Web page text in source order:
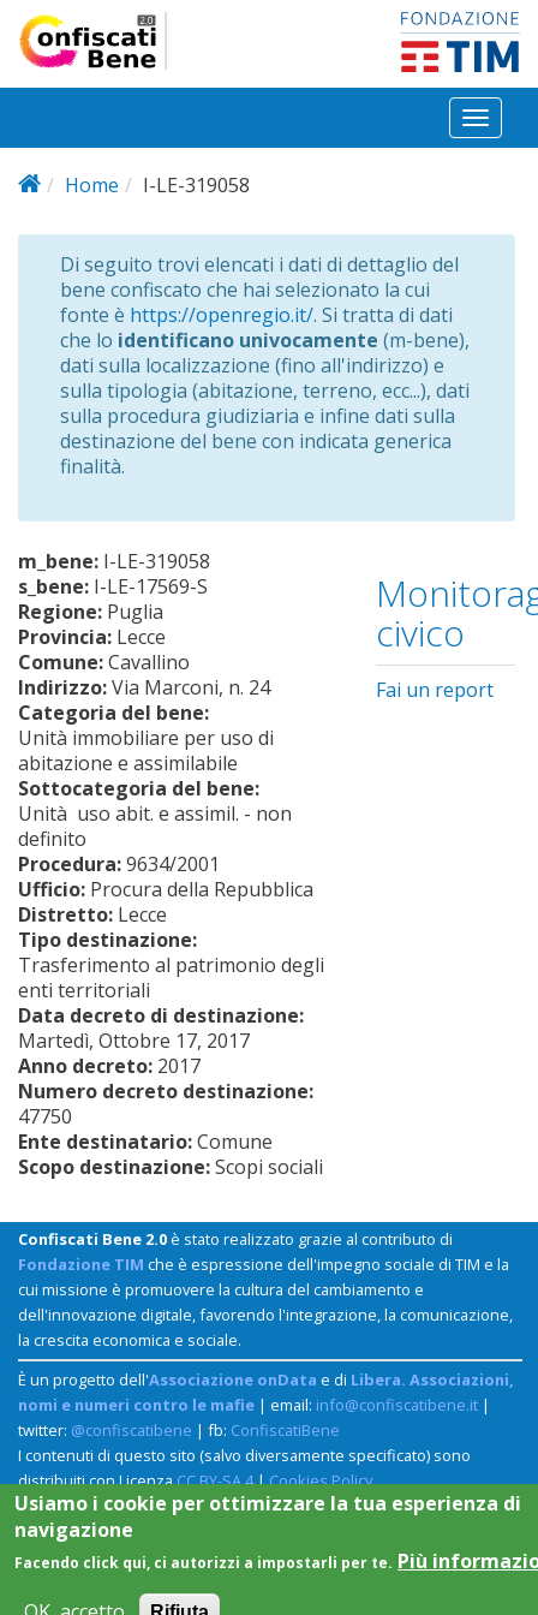
Salta al contenuto principale
Toggle
Home
I-LE-319058
Di seguito trovi elencati i dati di dettaglio del
bene confiscato che hai selezionato la cui
fonte è https://openregio.it/. Si tratta di dati
che lo identificano univocamente (m-bene),
dati sulla localizzazione (fino all'indirizzo) e
sulla tipologia (abitazione, terreno, ecc...), dati
sulla procedura giudiziaria e infine dati sulla
destinazione del bene con indicata generica
finalità.
m_bene: I-LE-319058
s_bene: I-LE-17569-S
Regione: Puglia
Provincia: Lecce
Comune:Cavallino
Indirizzo:Via Marconi, n. 24
Categoria del bene:
Unità immobiliare per uso di
abitazione e assimilabile
Sottocategoria del bene:
Unità uso abit. e assimil. - non
definito
Procedura:9634/2001
Ufficio: Procura della Repubblica
Distretto: Lecce
Tipo destinazione:
Trasferimento al patrimonio degli
enti territoriali
Data decreto di destinazione:
Martedì, Ottobre 17, 2017
Anno decreto: 2017
Numero decreto destinazione:
47750
Ente destinatario:Comune
Scopo destinazione:Scopi sociali
civico
Fai un report
Confiscati Bene 2.0è stato realizzato grazie al contributo di
Fondazione TIM che è espressione dell'impegno sociale di TIM e la
cui missione è promuovere la cultura del cambiamento e
dell'innovazione digitale, favorendo l'integrazione, la comunicazione,
la crescita economica e sociale.
È un progetto dell'Associazione onData e di Libera. Associazioni,
nomi e numeri contro le mafie | email: info@confiscatibene.it |
twitter: @confiscatibene | fb: ConfiscatiBene
I contenuti di questo sito (salvo diversamente specificato) sono
distribuiti con LicenzaCC BY-SA 4|Cookies Policy
Usiamo i cookie per ottimizzare la tua esperienza di
navigazione
Facendo click qui, ci autorizzi a impostarli per te. Più